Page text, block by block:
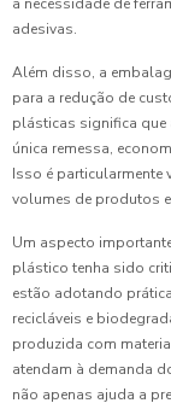
adesivas.
Além disso, a
para a redução de
plásticas significa que
única remessa,
Isso é
volumes de produtos
Um aspecto
plástico tenha sido
estão adotando
recicláveis e
produzida com
atendam à demanda
não apenas ajuda a